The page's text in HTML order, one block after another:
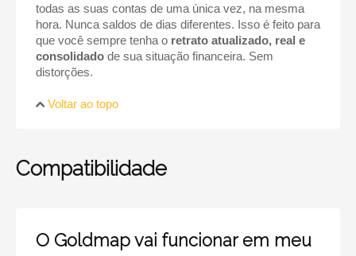
todas as suas contas de uma única vez, na mesma
hora. Nunca saldos de dias diferentes. Isso é feito para
que você sempre tenha o retrato atualizado, real e
consolidado de sua situação financeira. Sem
distorções.
Voltar ao topo
Compatibilidade
O Goldmap vai funcionar em meu